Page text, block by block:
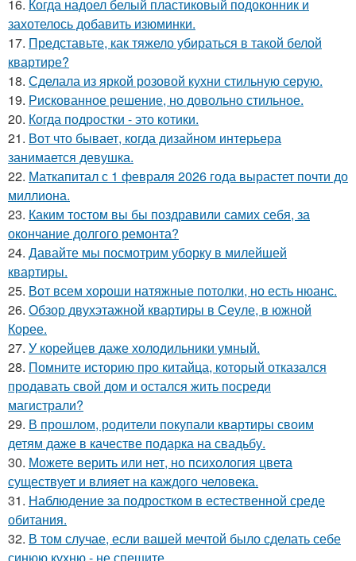
16. Когда надоел белый пластиковый подоконник и
захотелось добавить изюминки.
17. Представьте, как тяжело убираться в такой белой
квартире?
18. Сделала из яркой розовой кухни стильную серую.
19. Рискованное решение, но довольно стильное.
20. Когда подростки - это котики.
21. Вот что бывает, когда дизайном интерьера
занимается девушка.
22. Маткапитал с 1 февраля 2026 года вырастет почти до
миллиона.
23. Каким тостом вы бы поздравили самих себя, за
окончание долгого ремонта?
24. Давайте мы посмотрим уборку в милейшей
квартиры.
25. Вот всем хороши натяжные потолки, но есть нюанс.
26. Обзор двухэтажной квартиры в Сеуле, в южной
Корее.
27. У корейцев даже холодильники умный.
28. Помните историю про китайца, который отказался
продавать свой дом и остался жить посреди
магистрали?
29. В прошлом, родители покупали квартиры своим
детям даже в качестве подарка на свадьбу.
30. Можете верить или нет, но психология цвета
существует и влияет на каждого человека.
31. Наблюдение за подростком в естественной среде
обитания.
32. В том случае, если вашей мечтой было сделать себе